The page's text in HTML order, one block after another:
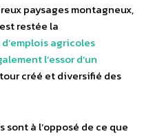
paysages montagneux,
restée la
agricoles
l’essor d’un
créé et diversifié des
sont à l’opposé de ce que